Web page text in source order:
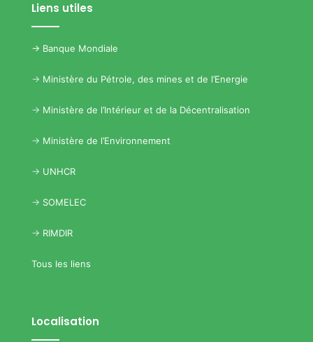
Liens utiles
-> Banque Mondiale
-> Ministère du Pétrole, des mines et de l’Energie
-> Ministère de l’Intérieur et de la Décentralisation
-> Ministère de l’Environnement
-> UNHCR
-> SOMELEC
-> RIMDIR
Tous les liens
Localisation